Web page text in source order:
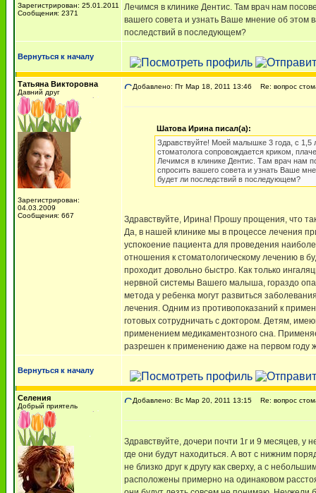
Зарегистрирован: 25.01.2011
Сообщения: 2371
Лечимся в клинике Дентис. Там врач нам
вашего совета и узнать Ваше мнение об этом
последствий в последующем?
Вернуться к началу
Татьяна Викторовна
Давний друг
Зарегистрирован:
04.03.2009
Сообщения: 667
Добавлено: Пт Мар 18, 2011 13:46 Re: вопрос
Шатова Ирина писал(а):
Здравствуйте! Моей малышке 3 года, с 1,5
стоматолога сопровождается криком,
Лечимся в клинике Дентис. Там врач нам
спросить вашего совета и узнать Ваше
будет ли последствий в последующем?
Здравствуйте, Ирина! Прошу прощения, что
Да, в нашей клинике мы в процессе лечения
успокоение пациента для проведения
отношения к стоматологическому лечению в
проходит довольно быстро. Как только
нервной системы Вашего малыша, гораздо
метода у ребенка могут развиться
лечения. Одним из противопоказаний к
готовых сотрудничать с доктором. Детям,
применением медикаментозного сна.
разрешен к применению даже на первом году
Вернуться к началу
Селения
Добрый приятель
Добавлено: Вс Мар 20, 2011 13:15 Re: вопрос
Здравствуйте, дочери почти 1г и 9 месяцев, у
где они будут находиться. А вот с нижним
не близко друг к другу как сверху, а с
расположены примерно на одинаковом